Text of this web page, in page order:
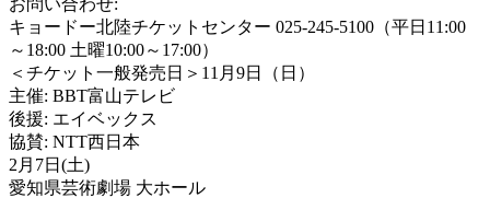
キョードー北陸チケットセンター 025-245-5100（平日11:00
～18:00 土曜10:00～17:00）
＜チケット一般発売日＞11月9日（日）
主催: BBT富山テレビ
後援: エイベックス
協賛: NTT西日本
2月7日(土)
愛知県芸術劇場 大ホール